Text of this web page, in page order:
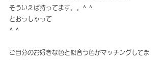
そういえば持ってます。。^ ^
とおっしゃって
^ ^
ご自分のお好きな色と似合う色がマッチングしてま